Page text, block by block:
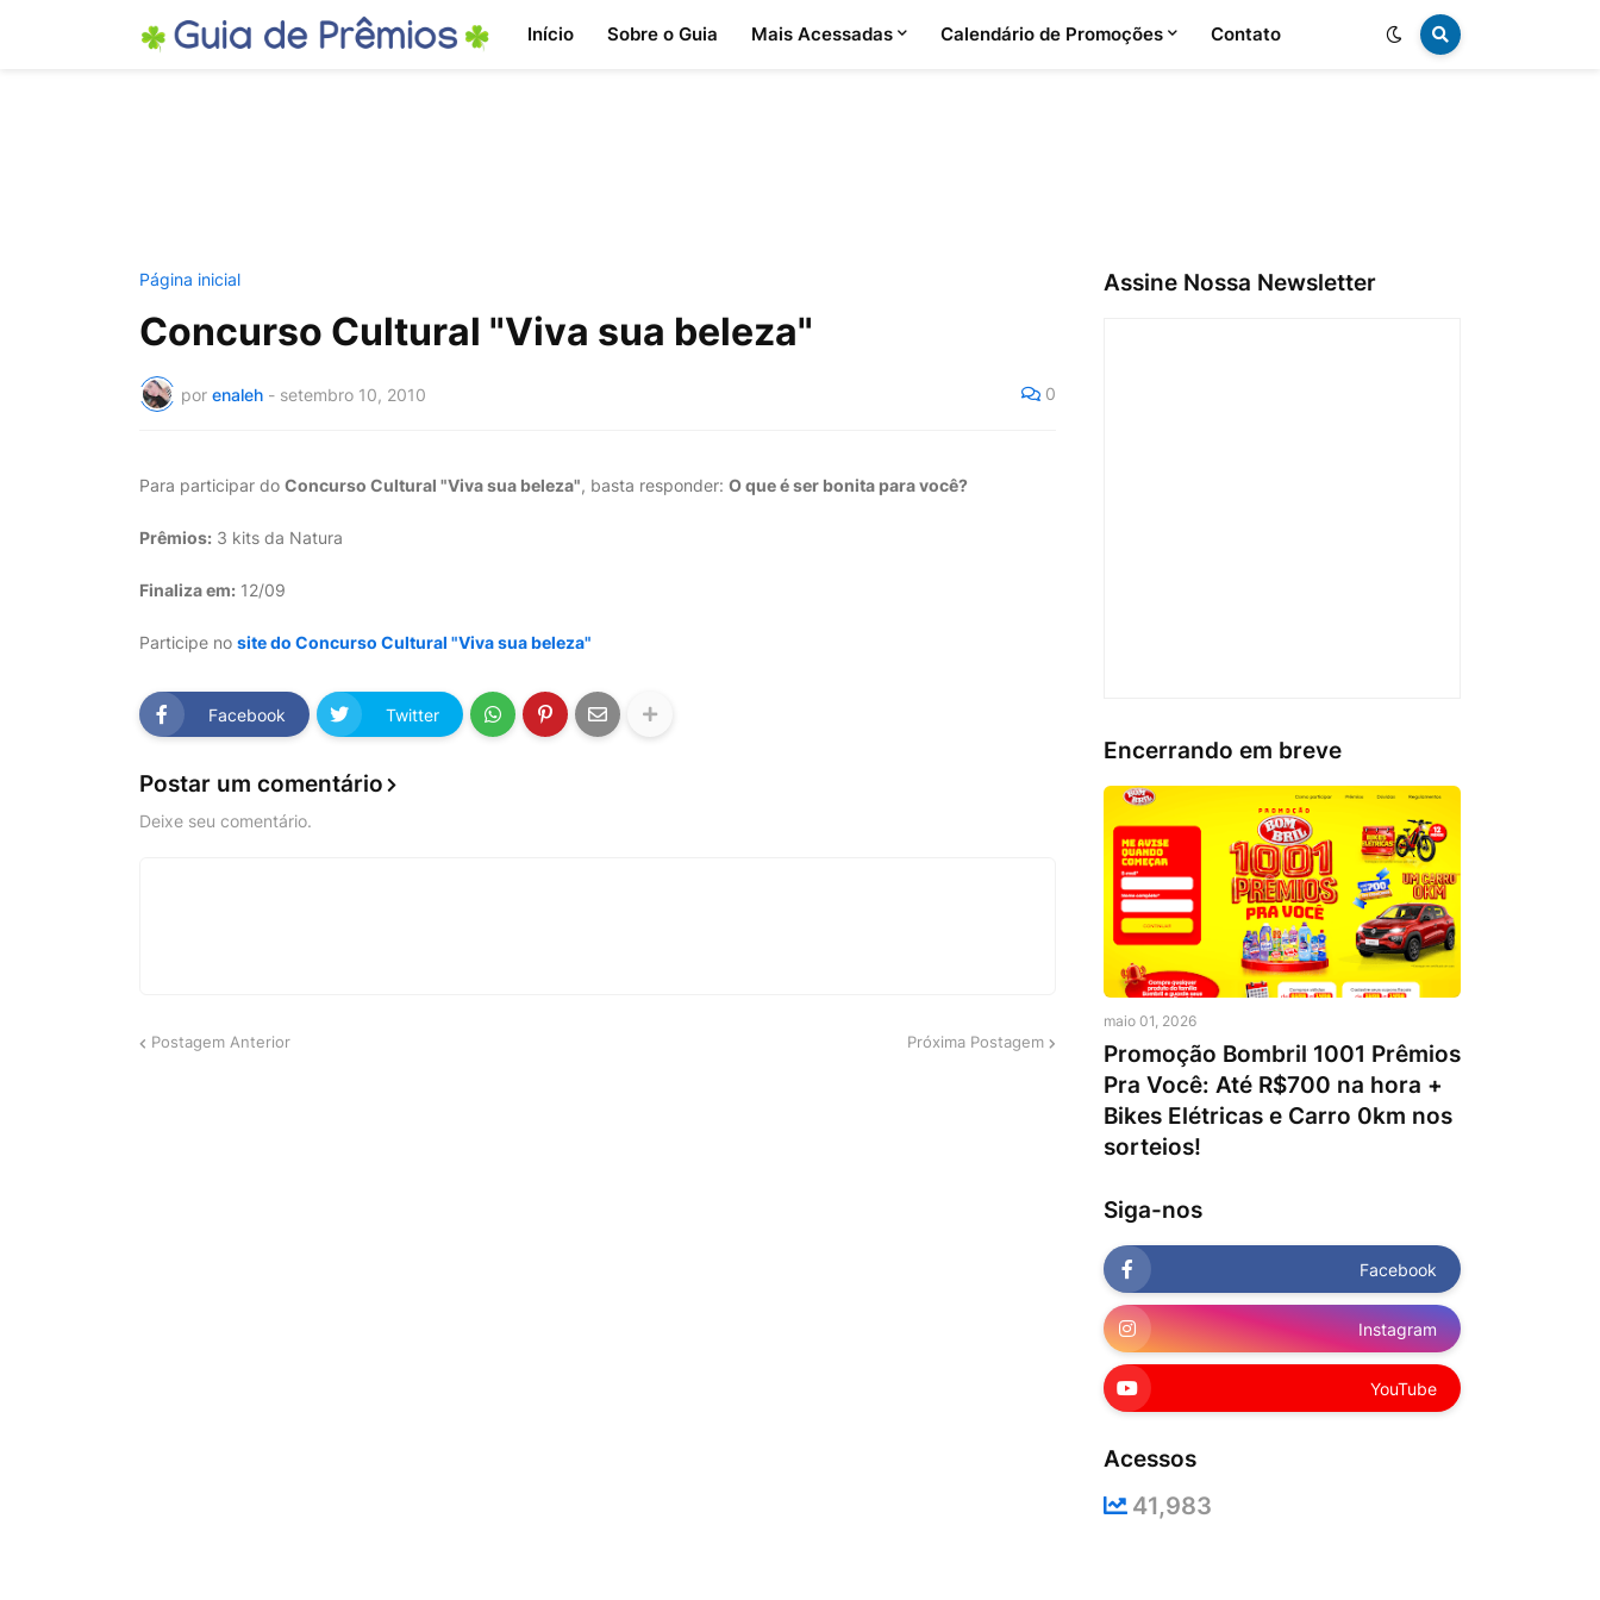
Início Sobre o Guia Mais Acessadas Calendário de Promoções Contato
Página inicial
Concurso Cultural "Viva sua beleza"
por enaleh - setembro 10, 2010 0
Para participar do Concurso Cultural "Viva sua beleza", basta responder: O que é ser bonita para você?
Prêmios: 3 kits da Natura
Finaliza em: 12/09
Participe no site do Concurso Cultural "Viva sua beleza"
Facebook Twitter
Postar um comentário
Deixe seu comentário.
Postagem Anterior Próxima Postagem
Assine Nossa Newsletter
Encerrando em breve
maio 01, 2026
Promoção Bombril 1001 Prêmios
Pra Você: Até R$700 na hora +
Bikes Elétricas e Carro 0km nos
sorteios!
Siga-nos
Facebook
Instagram
YouTube
Acessos
41,983